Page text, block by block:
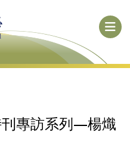
專訪系列—楊熾